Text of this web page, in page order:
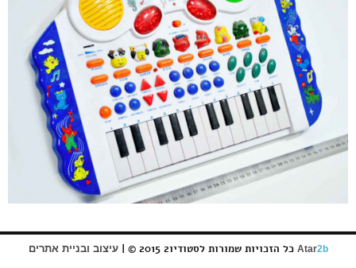
כל הזכויות שמורות לסטודיו2 2015 © |עיצוב ובניית אתרים Atar2b